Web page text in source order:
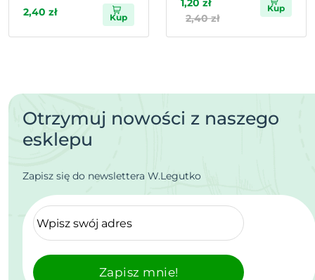
2,40 zł Kup
1,20 zł
2,40 zł
Kup
Otrzymuj nowości z naszego
esklepu
Zapisz się do newslettera W.Legutko
Zapisz mnie!